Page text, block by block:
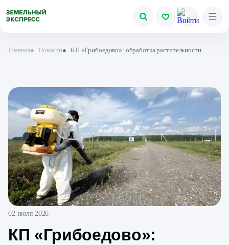
Главная● Новости● КП «Грибоедово»: обработка растительности
02 июля 2026
КП «Грибоедово»: